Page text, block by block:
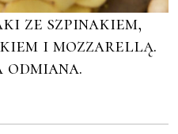
ze szpinakiem,
i mozzarellą.
odmiana.